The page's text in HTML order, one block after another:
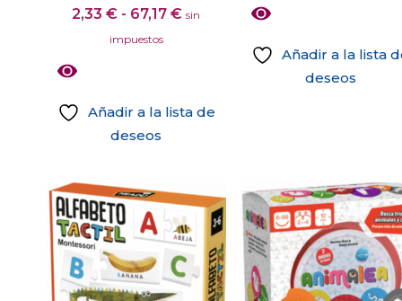
de
producto
2,33€ - 67,17€Rango
2,33 €
sin
impuestos
Añadir a la lista de
deseos
tiene
múltiples
variantes.
Las
Añadir a la lista
deseos